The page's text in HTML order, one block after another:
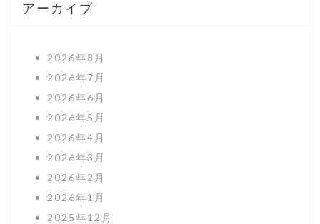
アーカイブ
2026年8月
2026年7月
2026年6月
2026年5月
2026年4月
2026年3月
2026年2月
2026年1月
2025年12月